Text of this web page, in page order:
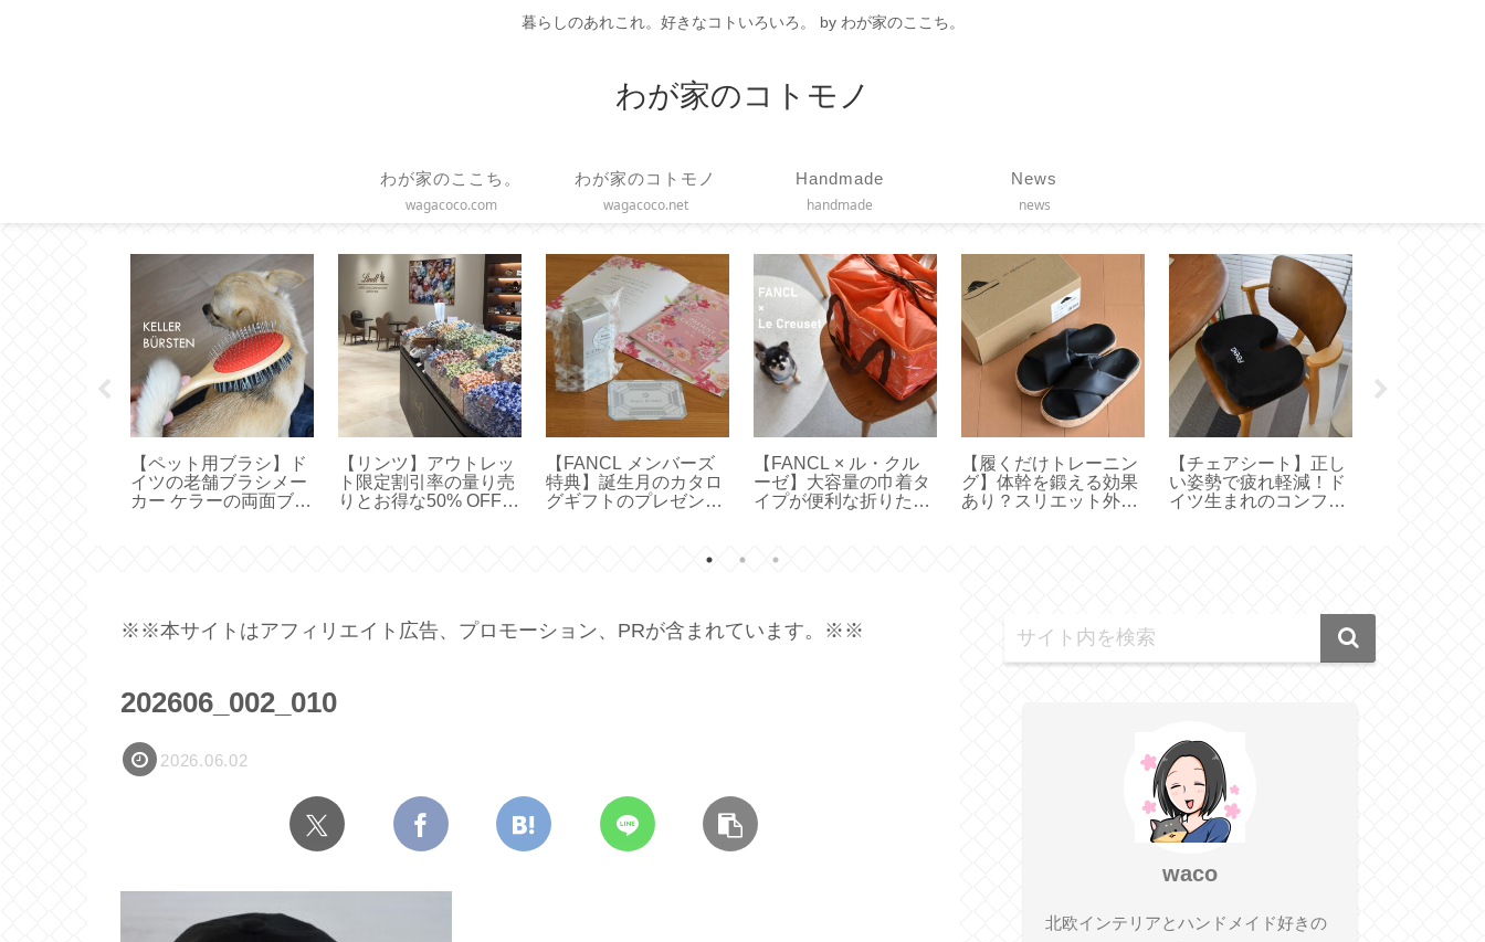
暮らしのあれこれ。好きなコトいろいろ。 by わが家のここち。
わが家のコトモノ
わが家のここち。
wagacoco.com
わが家のコトモノ
wagacoco.net
Handmade
handmade
News
news
【固形ハンドクリー
ム】エディンバラナチ
ュラルスキンケア
【ボールアンドチェー
ン】選ぶならコレ！オ
リジナルシリーズ定番
【 COLLEND 】ワイヤ
ーバスケットトロリー
で便利な見せる収納
【リンツ】ゴールドバ
ニーを食べてみました
【 Lindt Gold Bunny
【ヘアケア】髪を内側
から補修する活性ケラ
チン配合！大人髪の補
【DAISO 100均】アル
ファベットスタンプが
可愛い♪【MDF スタン
※※本サイトはアフィリエイト広告、プロモーション、PRが含まれています。※※
202606_002_010
2026.06.02
waco
北欧インテリアとハンドメイド好きの